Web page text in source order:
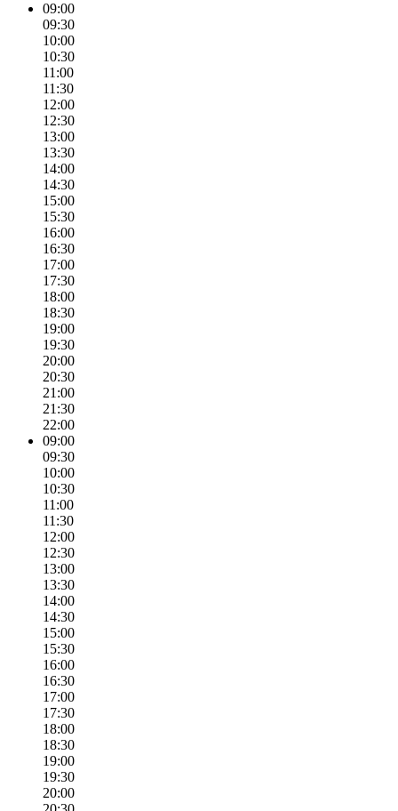
09:00
09:30
10:00
10:30
11:00
11:30
12:00
12:30
13:00
13:30
14:00
14:30
15:00
15:30
16:00
16:30
17:00
17:30
18:00
18:30
19:00
19:30
20:00
20:30
21:00
21:30
22:00
09:00
09:30
10:00
10:30
11:00
11:30
12:00
12:30
13:00
13:30
14:00
14:30
15:00
15:30
16:00
16:30
17:00
17:30
18:00
18:30
19:00
19:30
20:00